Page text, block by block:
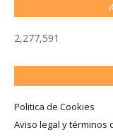
2,277,591
Politica de Cookies
Aviso legal y términos